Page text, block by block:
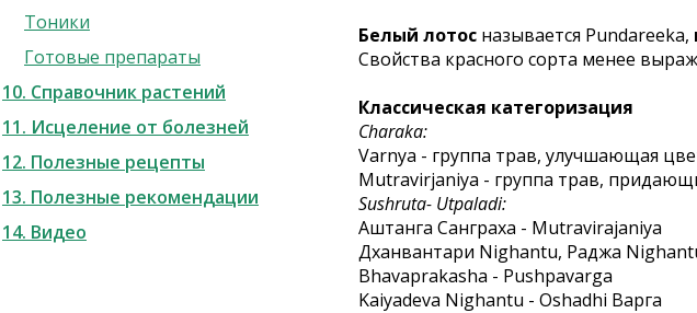
Тоники
Готовые препараты
10. Справочник растений
11. Исцеление от болезней
12. Полезные рецепты
13. Полезные рекомендации
14. Видео
Белый лотос называется Pundareeka,
Свойства красного сорта менее
Классическая категоризация
Charaka:
Varnya - группа трав, улучшающая
Mutravirjaniya - группа трав,
Sushruta- Utpaladi:
Аштанга Санграха - Mutravirajaniya
Дханвантари Nighantu, Раджа
Bhavaprakasha - Pushpavarga
Kaiyadeva Nighantu - Oshadhi Варга